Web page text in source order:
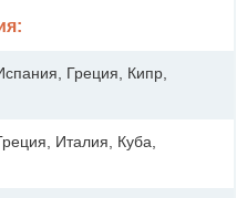
Греция, Кипр,
Италия, Куба,